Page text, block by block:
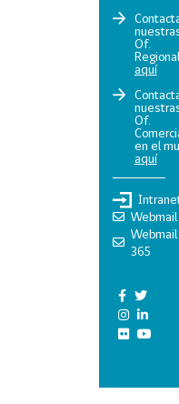
Of.
aquí
Of.
en el
aquí
Webmail
Webmail
365